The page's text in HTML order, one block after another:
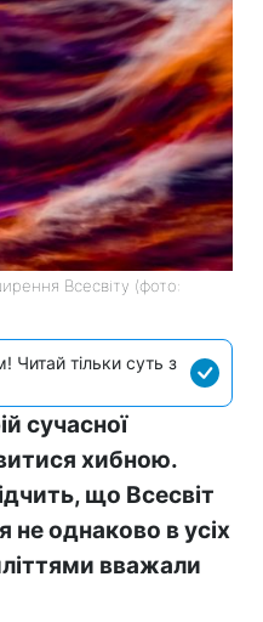
Всесвіту (фото:
Читай тільки суть з
сучасної
хибною.
що Всесвіт
однаково в усіх
вважали